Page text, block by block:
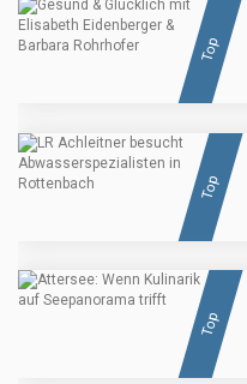
Top
Top
Top